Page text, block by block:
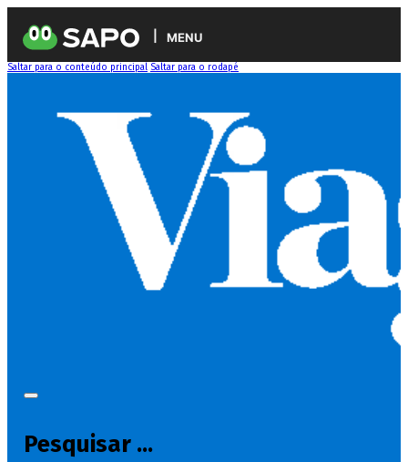
MENU
Saltar para o conteúdo principal Saltar para o rodapé
Pesquisar ...